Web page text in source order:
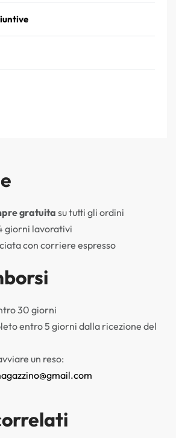
gratuita su tutti gli ordini
giorni lavorativi
con corriere espresso
30 giorni
entro 5 giorni dalla ricezione del
un reso: